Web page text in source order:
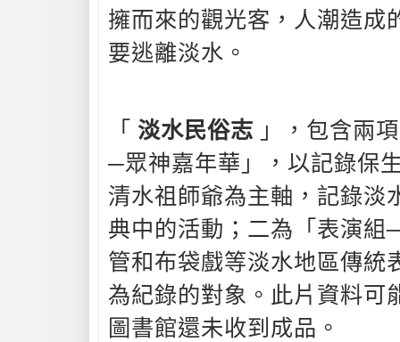
擁而來的觀光客，人潮造成
要逃離淡水。
「 淡水民俗志 」，包含兩
─眾神嘉年華」，以記錄保
清水祖師爺為主軸，記錄淡
典中的活動；二為「表演組
管和布袋戲等淡水地區傳統
為紀錄的對象。此片資料可
圖書館還未收到成品。